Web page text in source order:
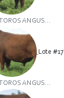
TOROS ANGUS...
Lote #17
TOROS ANGUS...